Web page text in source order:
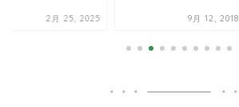
2月 25, 2025 9月 12, 2018